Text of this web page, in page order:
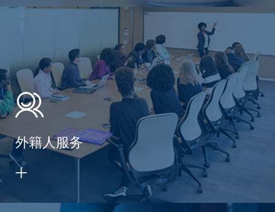
外籍人服务